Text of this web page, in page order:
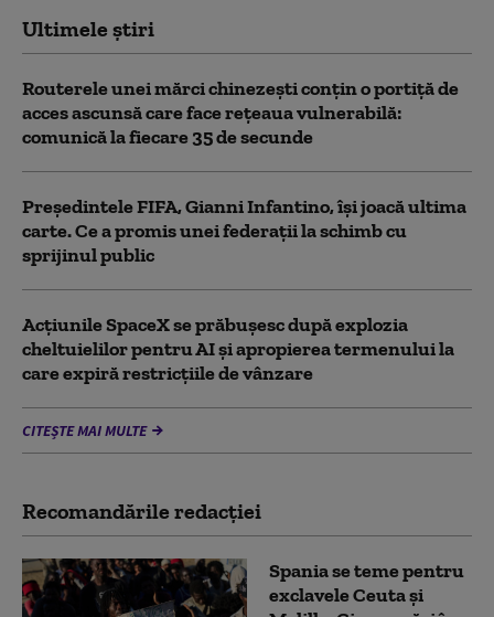
Ultimele știri
Routerele unei mărci chinezești conțin o portiță de
acces ascunsă care face rețeaua vulnerabilă:
comunică la fiecare 35 de secunde
Președintele FIFA, Gianni Infantino, îşi joacă ultima
carte. Ce a promis unei federații la schimb cu
sprijinul public
Acţiunile SpaceX se prăbuşesc după explozia
cheltuielilor pentru AI şi apropierea termenului la
care expiră restricţiile de vânzare
CITEȘTE MAI MULTE
Recomandările redacţiei
Spania se teme pentru
exclavele Ceuta și